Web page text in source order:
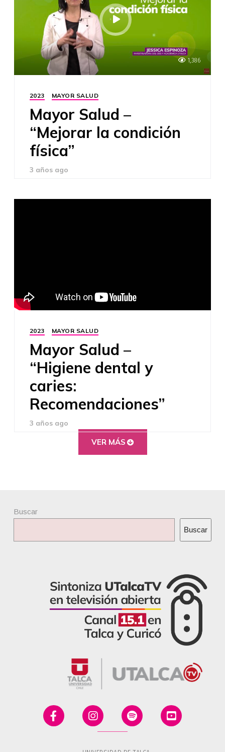
1,386
2023 MAYOR SALUD
Mayor Salud –
“Mejorar la condición
física”
3 años ago
2023 MAYOR SALUD
Mayor Salud –
“Higiene dental y
caries:
Recomendaciones”
3 años ago
VER MÁS
Buscar
Buscar